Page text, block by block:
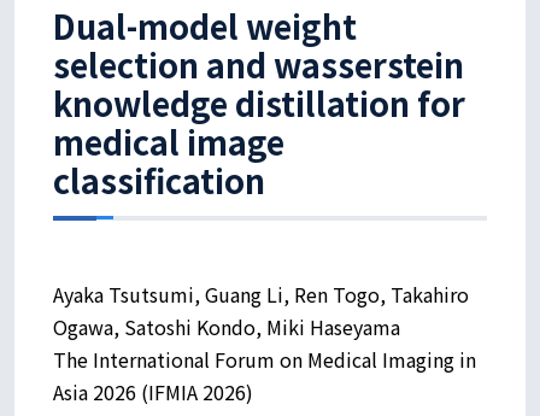
Dual-model weight
selection and wasserstein
knowledge distillation for
medical image
classification
Ayaka Tsutsumi, Guang Li, Ren Togo, Takahiro
Ogawa, Satoshi Kondo, Miki Haseyama
The International Forum on Medical Imaging in
Asia 2026 (IFMIA 2026)